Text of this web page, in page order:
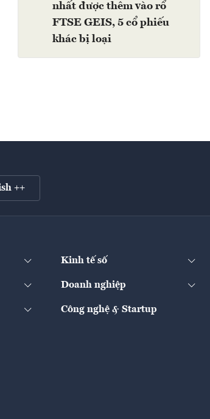
nhất được thêm vào rổ
FTSE GEIS, 5 cổ phiếu
khác bị loại
++
Kinh tế số
Doanh nghiệp
Công nghệ & Startup